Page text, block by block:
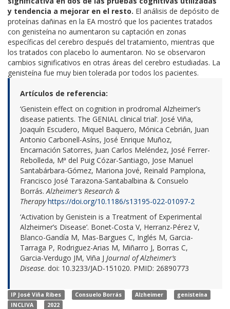
y tendencia a mejorar en el resto. El análisis de depósito de
proteínas dañinas en la EA mostró que los pacientes tratados
con genisteína no aumentaron su captación en zonas
específicas del cerebro después del tratamiento, mientras que
los tratados con placebo lo aumentaron. No se observaron
cambios significativos en otras áreas del cerebro estudiadas. La
genisteína fue muy bien tolerada por todos los pacientes.
Artículos de referencia:
‘Genistein effect on cognition in prodromal Alzheimer’s
disease patients. The GENIAL clinical trial’. José Viña,
Joaquín Escudero, Miquel Baquero, Mónica Cebrián, Juan
Antonio Carbonell-Asíns, José Enrique Muñoz,
Encarnación Satorres, Juan Carlos Meléndez, José Ferrer-
Rebolleda, Mª del Puig Cózar-Santiago, Jose Manuel
Santabárbara-Gómez, Mariona Jové, Reinald Pamplona,
Francisco José Tarazona-Santabalbina & Consuelo
Borrás.Alzheimer’s Research &
Therapyhttps://doi.org/10.1186/s13195-022-01097-2
‘Activation by Genistein is a Treatment of Experimental
Alzheimer’s Disease’. Bonet-Costa V, Herranz-Pérez V,
Blanco-Gandía M, Mas-Bargues C, Inglés M, Garcia-
Tarraga P, Rodriguez-Arias M, Miñarro J, Borras C,
Garcia-Verdugo JM, Viña J Journal of Alzheimer’s
Disease. doi: 10.3233/JAD-151020. PMID: 26890773
IP José Viña Ribes Consuelo Borrás Alzheimer
genisteína
INCLIVA
2022